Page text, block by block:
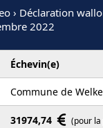
› Déclaration
2022
Échevin(e)
Commune de
31974,74 (pour